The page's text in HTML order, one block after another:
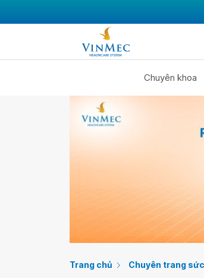
Chuyên khoa
Trang chủ Chuyên trang